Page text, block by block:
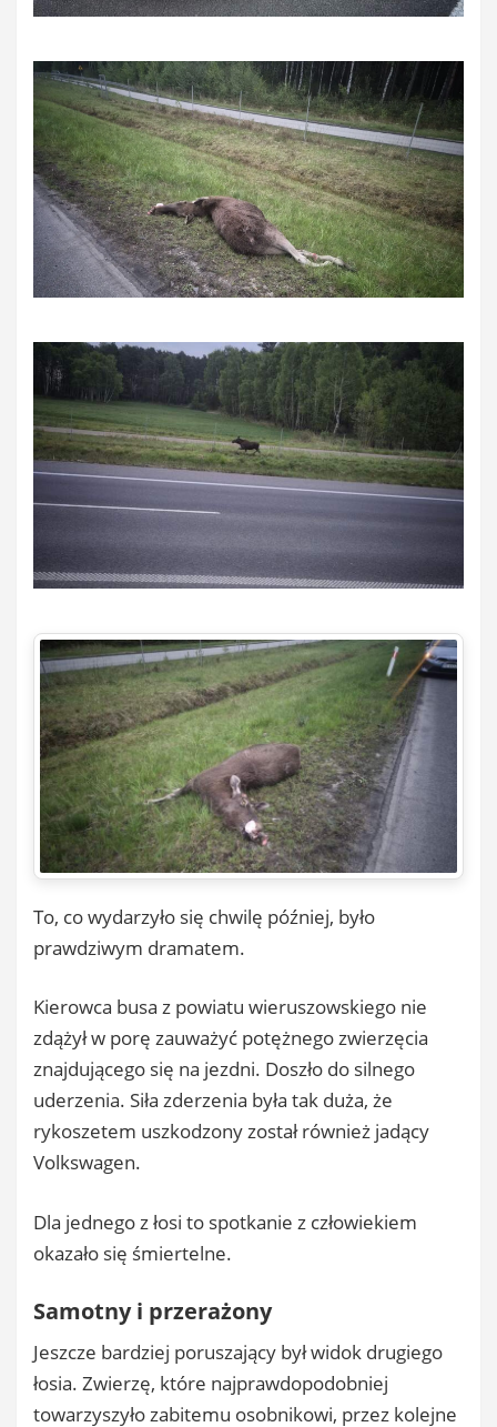
To, co wydarzyło się chwilę później, było
prawdziwym dramatem.
Kierowca busa z powiatu wieruszowskiego nie
zdążył w porę zauważyć potężnego zwierzęcia
znajdującego się na jezdni. Doszło do silnego
uderzenia. Siła zderzenia była tak duża, że
rykoszetem uszkodzony został również jadący
Volkswagen.
Dla jednego z łosi to spotkanie z człowiekiem
okazało się śmiertelne.
Samotny i przerażony
Jeszcze bardziej poruszający był widok drugiego
łosia. Zwierzę, które najprawdopodobniej
towarzyszyło zabitemu osobnikowi, przez kolejne